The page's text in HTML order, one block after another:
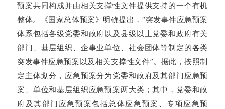
预案共同构成并由相关支撑性文件提供支持的一个有机
整体。《国家总体预案》明确提出，“突发事件应急预案
体系包括各级党委和政府以及县级以上党委和政府有关
部门、基层组织、企事业单位、社会团体等制定的各类
突发事件应急预案以及相关支撑性文件”。据此，按照制
定主体划分，应急预案分为党委和政府及其部门应急预
案、单位和基层组织应急预案两大类；其中，党委和政
府及其部门应急预案包括总体应急预案、专项应急预